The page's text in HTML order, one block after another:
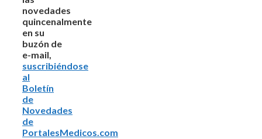
novedades
quincenalmente
en su
buzón de
e-mail,
suscribiéndose
al
Boletín
de
Novedades
de
PortalesMedicos.com